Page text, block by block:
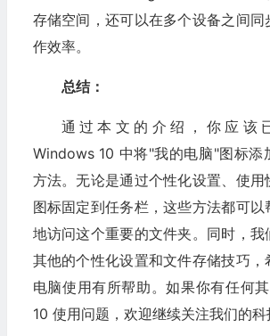
存储空间，还可以在多个设备之间同
作效率。
总结：
通过本文的介绍，你应该
Windows 10 中将"我的电脑"图标添
方法。无论是通过个性化设置、使用
图标固定到任务栏，这些方法都可以
地访问这个重要的文件夹。同时，我
其他的个性化设置和文件存储技巧，
电脑使用有所帮助。如果你有任何
10 使用问题，欢迎继续关注我们的科